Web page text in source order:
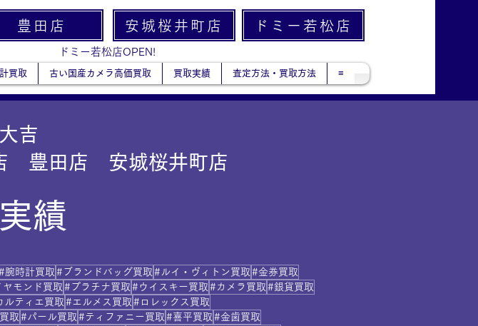
豊田店 安城桜井町店 ドミー若松店
ドミー若松店OPEN!
買取 古い国産カメラ高価買取 買取実績 査定方法・買取方法 ≡
吉
豊田店 安城桜井町店
績
腕時計買取 #ブランドバッグ買取 #ルイ・ヴィトン買取 #金券買取
ヤモンド買取 #プラチナ買取 #ウイスキー買取 #カメラ買取 #銀貨買取
ルティエ買取 #エルメス買取 #ロレックス買取
取 #パール買取 #ティファニー買取 #喜平買取 #金歯買取